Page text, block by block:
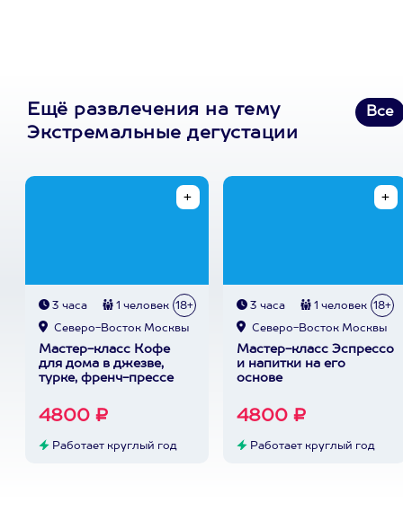
Ещё развлечения на тему
Экстремальные дегустации
Все
3 часа 1 человек 18+
Северо-Восток Москвы
Мастер-класс Кофе
для дома в джезве,
турке, френч-прессе
4800 ₽
Работает круглый год
3 часа 1 человек 18+
Северо-Восток Москвы
Мастер-класс Эспрессо
и напитки на его
основе
4800 ₽
Работает круглый год